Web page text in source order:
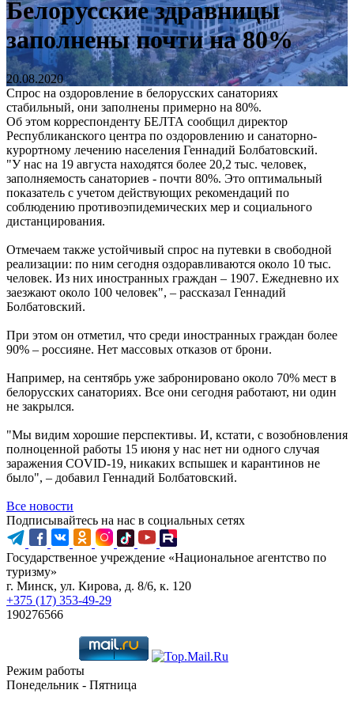
Белорусские здравницы
заполнены почти на 80%
20.08.2020
Спрос на оздоровление в белорусских санаториях
стабильный, они заполнены примерно на 80%.
Об этом корреспонденту БЕЛТА сообщил директор
Республиканского центра по оздоровлению и санаторно-
курортному лечению населения Геннадий Болбатовский.
"У нас на 19 августа находятся более 20,2 тыс. человек,
заполняемость санаториев - почти 80%. Это оптимальный
показатель с учетом действующих рекомендаций по
соблюдению противоэпидемических мер и социального
дистанцирования.
Отмечаем также устойчивый спрос на путевки в свободной
реализации: по ним сегодня оздоравливаются около 10 тыс.
человек. Из них иностранных граждан – 1907. Ежедневно их
заезжают около 100 человек", – рассказал Геннадий
Болбатовский.
При этом он отметил, что среди иностранных граждан более
90% – россияне. Нет массовых отказов от брони.
Например, на сентябрь уже забронировано около 70% мест в
белорусских санаториях. Все они сегодня работают, ни один
не закрылся.
"Мы видим хорошие перспективы. И, кстати, с возобновления
полноценной работы 15 июня у нас нет ни одного случая
заражения COVID-19, никаких вспышек и карантинов не
было", – добавил Геннадий Болбатовский.
Все новости
Подписывайтесь на нас в социальных сетях
Государственное учреждение «Национальное агентство по
туризму»
г. Минск, ул. Кирова, д. 8/6, к. 120
+375 (17) 353-49-29
190276566
Режим работы
Понедельник - Пятница